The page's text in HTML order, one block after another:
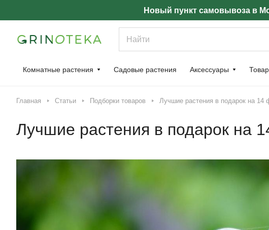
Новый пункт самовывоза в
Комнатные растения Садовые растения Аксессуары
Главная Статьи Подборки товаров Лучшие растения в подарок на 14
Лучшие растения в подарок на